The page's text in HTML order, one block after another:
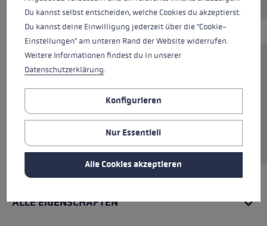
Der Hoodie aus 85 % Baumwolle vereint
und kühle Nächte. Das hochwertige Material
sorgt für ein angenehmes Tragegefühl,
mit Kordelzug für einen lässigen Look sorgen.
ALLE EIGENSCHAFTEN
Du kannst selbst entscheiden, welche Cookies du akzeptierst.
Du kannst deine Einwilligung jederzeit über die "Cookie-
Einstellungen" am unteren Rand der Website widerrufen.
Weitere Informationen findest du in unserer
Datenschutzerklärung.
Konfigurieren
Nur Essentiell
Alle Cookies akzeptieren